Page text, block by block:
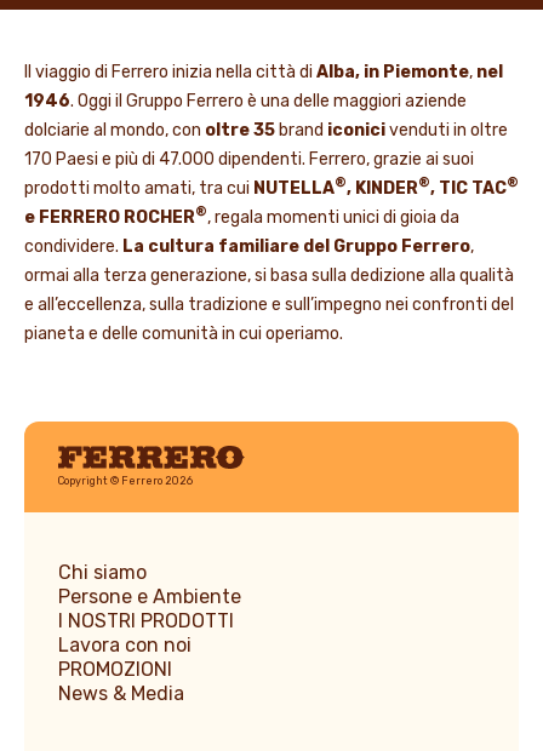
Il viaggio di Ferrero inizia nella città di Alba, in Piemonte, nel
1946. Oggi il Gruppo Ferrero è una delle maggiori aziende
dolciarie al mondo, con oltre 35 brand iconicivenduti in oltre
170 Paesi e più di 47.000 dipendenti. Ferrero, grazie ai suoi
prodotti molto amati, tra cui NUTELLA®, KINDER®, TIC TAC®
e FERRERO ROCHER®, regala momenti unici di gioia da
condividere. La cultura familiare del Gruppo Ferrero,
ormai alla terza generazione, si basa sulla dedizione alla qualità
e all’eccellenza, sulla tradizione e sull’impegno nei confronti del
pianeta e delle comunità in cui operiamo.
Ferrero
Copyright © Ferrero 2026
Chi siamo
Persone e Ambiente
I NOSTRI PRODOTTI
Lavora con noi
PROMOZIONI
News & Media